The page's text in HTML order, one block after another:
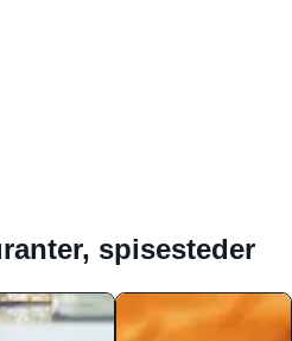
spisesteder